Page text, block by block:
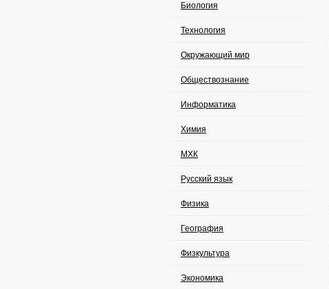
Биология
Технология
Окружающий мир
Обществознание
Информатика
Химия
МХК
Русский язык
Физика
География
Физкультура
Экономика